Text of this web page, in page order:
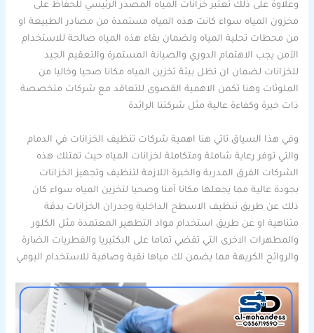
وعلاوة على ذلك تعتبر خزانات المياه المصدر الرئيسي للحفاظ على
مخزون المياه سواء كانت هذه المياه مستمدة من مصادر الطبيعة او
من محطات تحلية المياه ولضمان بقاء هذه المياه صالحة للاستخدام
الآمن يجب الاهتمام الدوري والصيانة المستمرة والتعقيم الجيد
للخزانات لضمان ان تظل بيئة تخزين المياه مكانا صحيا وخاليا من
الملوثات وهنا تكمن الاهمية القصوى للتعاقد مع شركات متخصصة
ذات خبرة وكفاءة عالية مثل شركتنا الرائدة
وفي هذا السياق تاتي هنا اهمية شركات تنظيف الخزانات في الدمام
والتي توفر رعاية شاملة ومتكاملة لخزانات المياه حيث تمتلك هذه
الشركات الفرق المدربة والخبرة اللازمة لتنظيف وتجهيز الخزانات
بجودة عالية مما يجعلها مكانا آمنا وصحيا لتخزين المياه سواء كان
ذلك عن طريق تنظيف الاسطح الداخلية وجدران الخزانات بدقة
متناهية او عن طريق استخدام مواد التطهير المعتمدة مثل الكلور
والمطهرات الاخرى التي تقضي تماما على البكتيريا والفطريات الضارة
والروائح الكريهة مما يضمن لك مياها نقية وصافية للاستخدام اليومي